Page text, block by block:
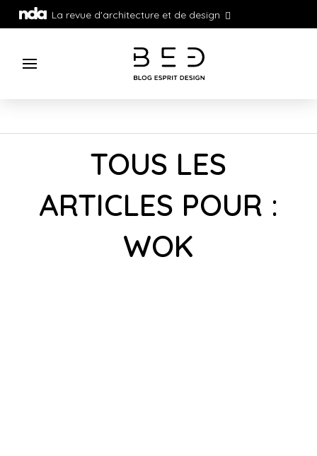
La revue d'architecture et de design
TOUS LES
ARTICLES POUR :
WOK